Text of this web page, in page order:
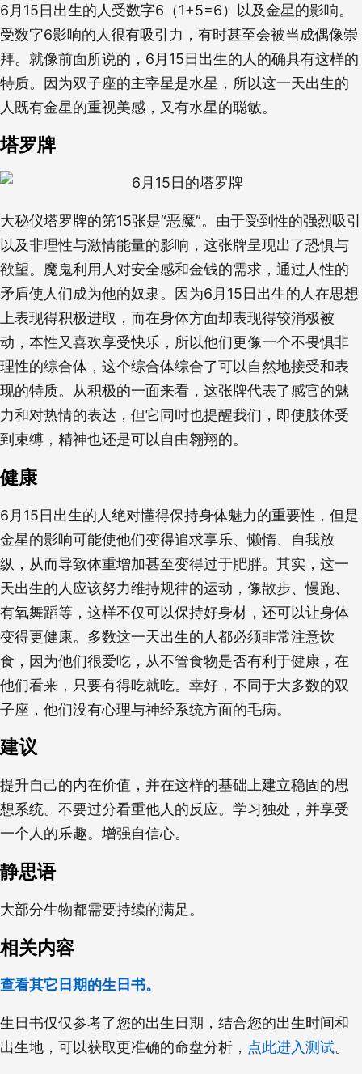
6月15日出生的人受数字6（1+5=6）以及金星的影响。
受数字6影响的人很有吸引力，有时甚至会被当成偶像崇
拜。就像前面所说的，6月15日出生的人的确具有这样的
特质。因为双子座的主宰星是水星，所以这一天出生的
人既有金星的重视美感，又有水星的聪敏。
塔罗牌
大秘仪塔罗牌的第15张是“恶魔”。由于受到性的强烈吸引
以及非理性与激情能量的影响，这张牌呈现出了恐惧与
欲望。魔鬼利用人对安全感和金钱的需求，通过人性的
矛盾使人们成为他的奴隶。因为6月15日出生的人在思想
上表现得积极进取，而在身体方面却表现得较消极被
动，本性又喜欢享受快乐，所以他们更像一个不畏惧非
理性的综合体，这个综合体综合了可以自然地接受和表
现的特质。从积极的一面来看，这张牌代表了感官的魅
力和对热情的表达，但它同时也提醒我们，即使肢体受
到束缚，精神也还是可以自由翱翔的。
健康
6月15日出生的人绝对懂得保持身体魅力的重要性，但是
金星的影响可能使他们变得追求享乐、懒惰、自我放
纵，从而导致体重增加甚至变得过于肥胖。其实，这一
天出生的人应该努力维持规律的运动，像散步、慢跑、
有氧舞蹈等，这样不仅可以保持好身材，还可以让身体
变得更健康。多数这一天出生的人都必须非常注意饮
食，因为他们很爱吃，从不管食物是否有利于健康，在
他们看来，只要有得吃就吃。幸好，不同于大多数的双
子座，他们没有心理与神经系统方面的毛病。
建议
提升自己的内在价值，并在这样的基础上建立稳固的思
想系统。不要过分看重他人的反应。学习独处，并享受
一个人的乐趣。增强自信心。
静思语
大部分生物都需要持续的满足。
相关内容
查看其它日期的生日书。
生日书仅仅参考了您的出生日期，结合您的出生时间和
出生地，可以获取更准确的命盘分析， 点此进入测试。